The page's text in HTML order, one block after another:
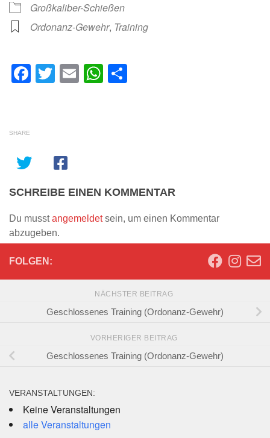
Großkaliber-Schießen
Ordonanz-Gewehr, Training
Facebook
Twitter
EmailWhatsApp
SHARE
SCHREIBE EINEN KOMMENTAR
Du musstangemeldetsein, um einen Kommentar
abzugeben.
FOLGEN:
NÄCHSTER BEITRAG
Geschlossenes Training (Ordonanz-Gewehr)
VORHERIGER BEITRAG
Geschlossenes Training (Ordonanz-Gewehr)
VERANSTALTUNGEN:
Keine Veranstaltungen
alle Veranstaltungen